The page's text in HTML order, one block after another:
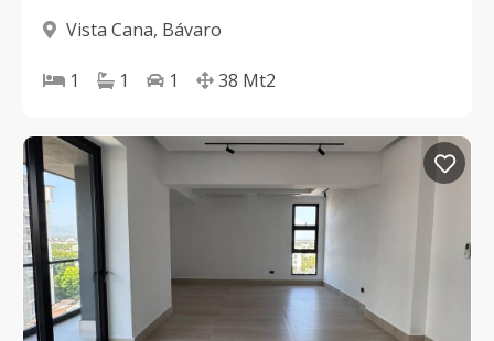
Vista Cana, Bávaro
1 1 1 38 Mt2